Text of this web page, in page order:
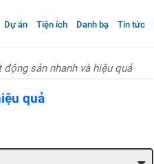
Dự án Tiện ích Danh bạ Tin tức
sản nhanh và hiệu quả
quả